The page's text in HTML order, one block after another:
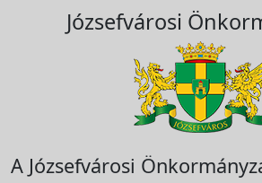
Józsefvárosi
A Józsefvárosi